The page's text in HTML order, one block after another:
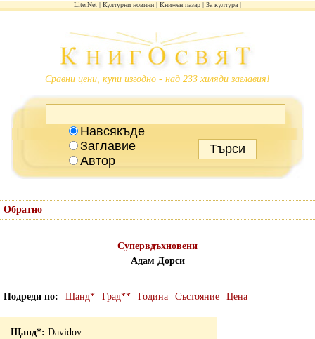
LiterNet Културни новини Книжен пазар За култура
Сравни цени, купи изгодно - над 233 хиляди заглавия!
Навсякъде
Заглавие
Автор
Обратно
Супервдъхновени
Адам Дорси
Подреди по Щанд* Град** Година Състояние Цена
Davidov